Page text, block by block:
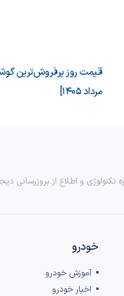
مرداد 1405]
و اطلاع از بروزرسانی
خودرو
آموزش خودرو
اخبار خودرو